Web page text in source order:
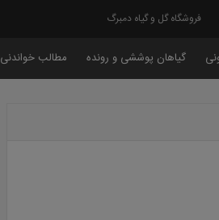
فروشگاه گل و گیاه دمبرگ
گیاهان پوششی و رونده مطالب خواندنی